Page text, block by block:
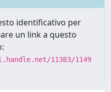
identificativo per
un link a questo
11383/1149